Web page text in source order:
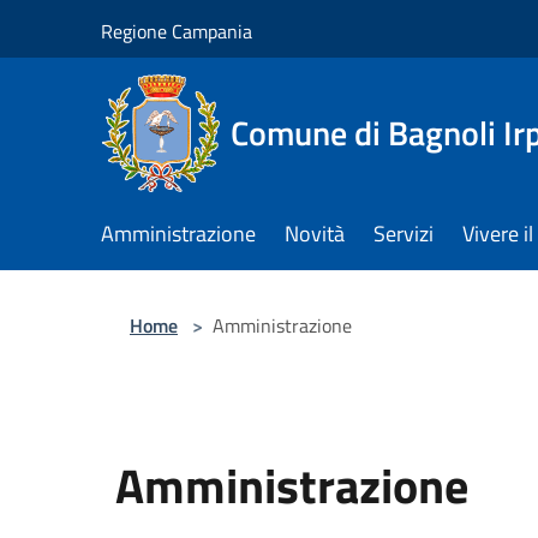
Regione Campania
Comune di Bagnoli
Amministrazione Novità Servizi Vivere
Home > Amministrazione
Amministrazione